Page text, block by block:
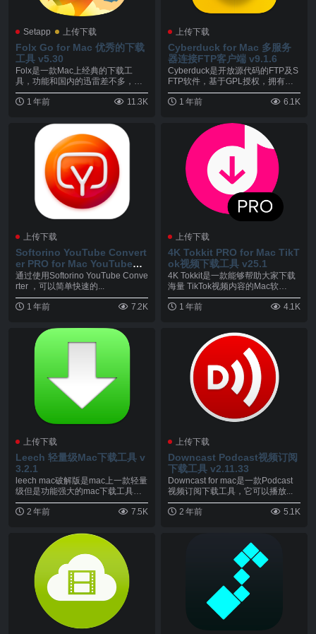
Setapp 上传下载
Folx Go for Mac 优秀的下载
工具 v5.30
Folx是一款Mac上经典的下载工
具，功能和国内的迅雷差不多，新
版本的Folx整...
1 年前
11.3K
上传下载
Cyberduck for Mac 多服务
器连接FTP客户端 v9.1.6
Cyberduck是开放源代码的FTP及S
FTP软件，基于GPL授权，拥有简
单的...
1 年前
6.1K
上传下载
Softorino YouTube Convert
er PRO for Mac YouTube下
载转换器 v5.1.16
通过使用Softorino YouTube Conve
rter ，可以简单快速的...
1 年前 7.2K
上传下载
4K Tokkit PRO for Mac TikT
ok视频下载工具 v25.1
4K Tokkit是一款能够帮助大家下载
海量 TikTok视频内容的Mac软
件，...
1 年前
4.1K
上传下载
Leech 轻量级Mac下载工具 v
3.2.1
leech mac破解版是mac上一款轻量
级但是功能强大的mac下载工具，
在保持...
2 年前
7.5K
上传下载
Downcast Podcast视频订阅
下载工具 v2.11.33
Downcast for mac是一款Podcast
视频订阅下载工具，它可以播放...
2 年前 5.1K